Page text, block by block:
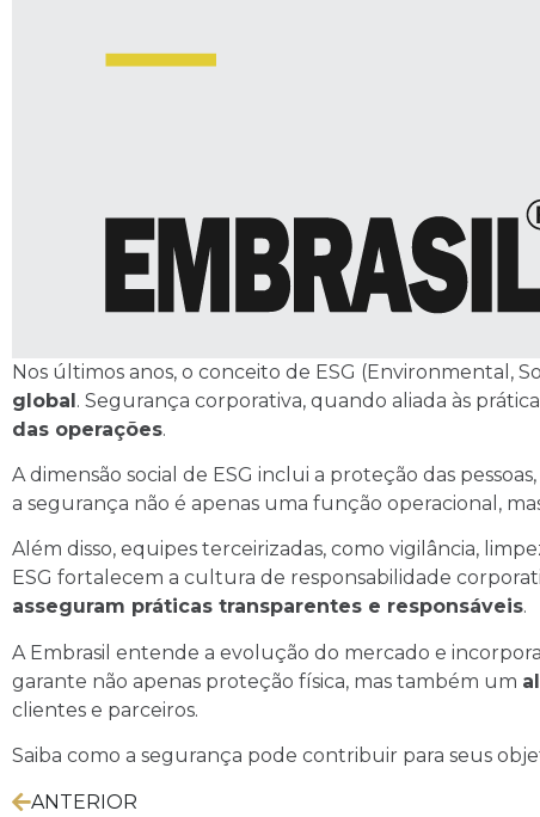
Nos últimos anos, o conceito de ESG (Environmental,
global. Segurança corporativa, quando aliada às
das operações.
A dimensão social de ESG inclui a proteção das
a segurança não é apenas uma função operacional,
Além disso, equipes terceirizadas, como vigilância,
ESG fortalecem a cultura de responsabilidade
asseguram práticas transparentes e responsáveis.
A Embrasil entende a evolução do mercado e
garante não apenas proteção física, mas também um
clientes e parceiros.
Saiba como a segurança pode contribuir para seus
ANTERIOR